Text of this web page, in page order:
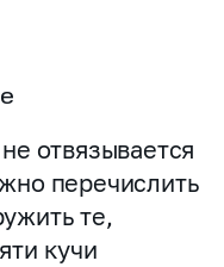
отвязывается
перечислить
те,
кучи